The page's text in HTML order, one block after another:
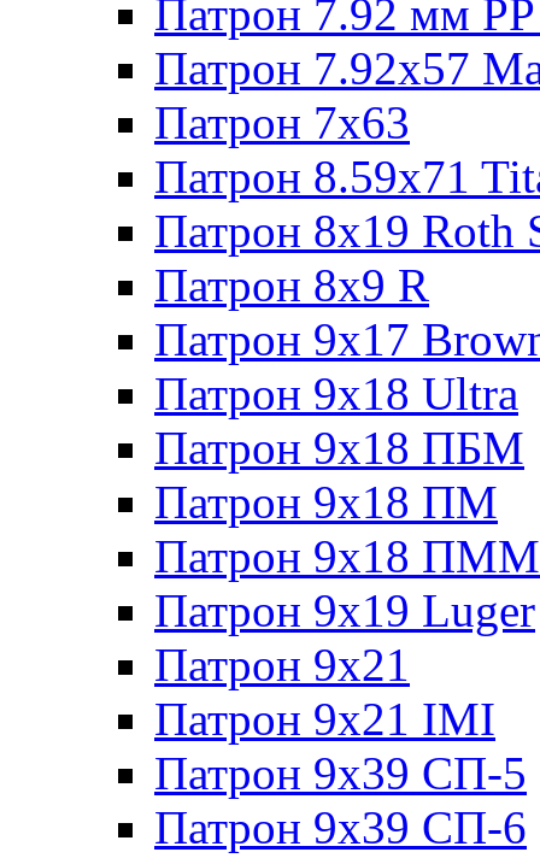
Патрон 7.92 мм
Патрон 7.92x57
Патрон 7x63
Патрон 8.59x71
Патрон 8x19 Roth
Патрон 8x9 R
Патрон 9x17
Патрон 9x18 Ultra
Патрон 9x18 ПБМ
Патрон 9x18 ПМ
Патрон 9x18 ПММ
Патрон 9x19 Luger
Патрон 9x21
Патрон 9x21 IMI
Патрон 9x39 СП-5
Патрон 9x39 СП-6